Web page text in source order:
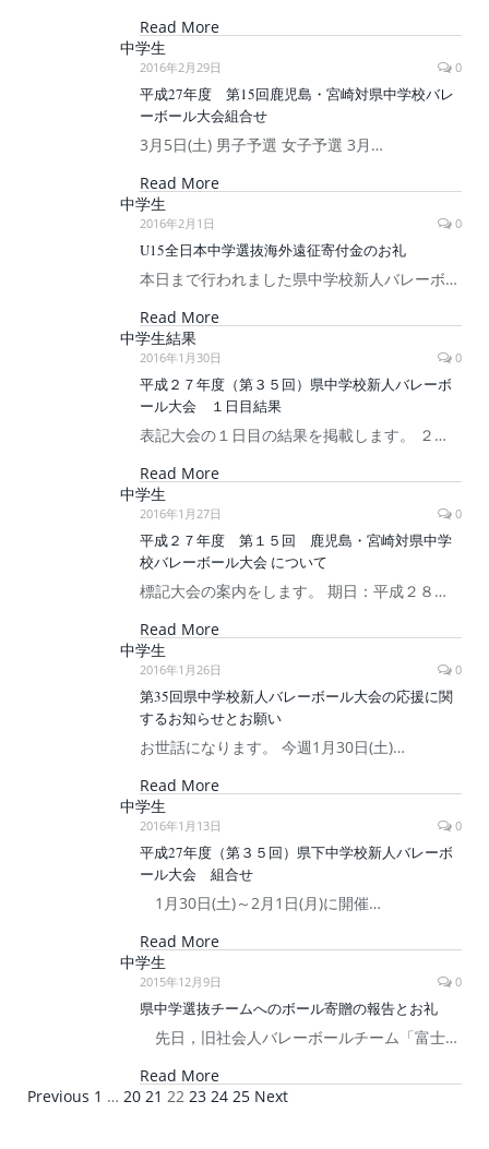
Read More
中学生
2016年2月29日 0
平成27年度 第15回鹿児島・宮崎対県中学校バレ
ーボール大会組合せ
3月5日(土) 男子予選 女子予選 3月…
Read More
中学生
2016年2月1日 0
U15全日本中学選抜海外遠征寄付金のお礼
本日まで行われました県中学校新人バレーボ…
Read More
中学生結果
2016年1月30日 0
平成２７年度（第３５回）県中学校新人バレーボ
ール大会 １日目結果
表記大会の１日目の結果を掲載します。 ２…
Read More
中学生
2016年1月27日 0
平成２７年度 第１５回 鹿児島・宮崎対県中学
校バレーボール大会 について
標記大会の案内をします。 期日：平成２８…
Read More
中学生
2016年1月26日 0
第35回県中学校新人バレーボール大会の応援に関
するお知らせとお願い
お世話になります。 今週1月30日(土)…
Read More
中学生
2016年1月13日 0
平成27年度（第３５回）県下中学校新人バレーボ
ール大会 組合せ
1月30日(土)～2月1日(月)に開催…
Read More
中学生
2015年12月9日 0
県中学選抜チームへのボール寄贈の報告とお礼
先日，旧社会人バレーボールチーム「富士…
Read More
Previous 1 … 20 21 22 23 24 25 Next